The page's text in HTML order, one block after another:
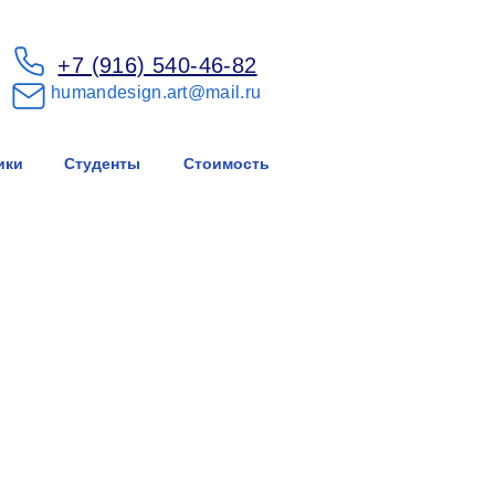
+7 (916) 540-46-82
humandesign.art@mail.ru
Студенты Стоимость